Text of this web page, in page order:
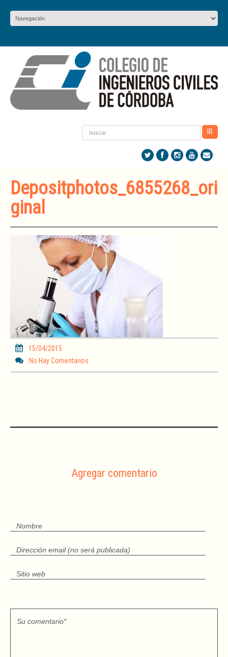
Depositphotos_6855268_ori
ginal
15/04/2015
No Hay Comentarios
Agregar comentario